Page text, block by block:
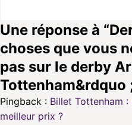
Une réponse à
choses que vous
pas sur le derby
Tottenham&rdquo
Pingback : Billet Tottenham
meilleur prix ?